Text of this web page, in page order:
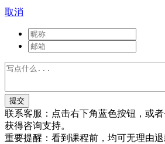
取消
提交
联系客服： 点击右下角蓝色按钮，或者
获得咨询支持。
重要提醒： 看到课程前，均可无理由